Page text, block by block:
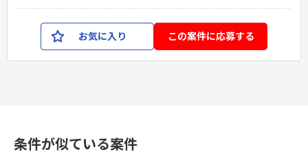
お気に入り この案件に応募する
条件が似ている案件